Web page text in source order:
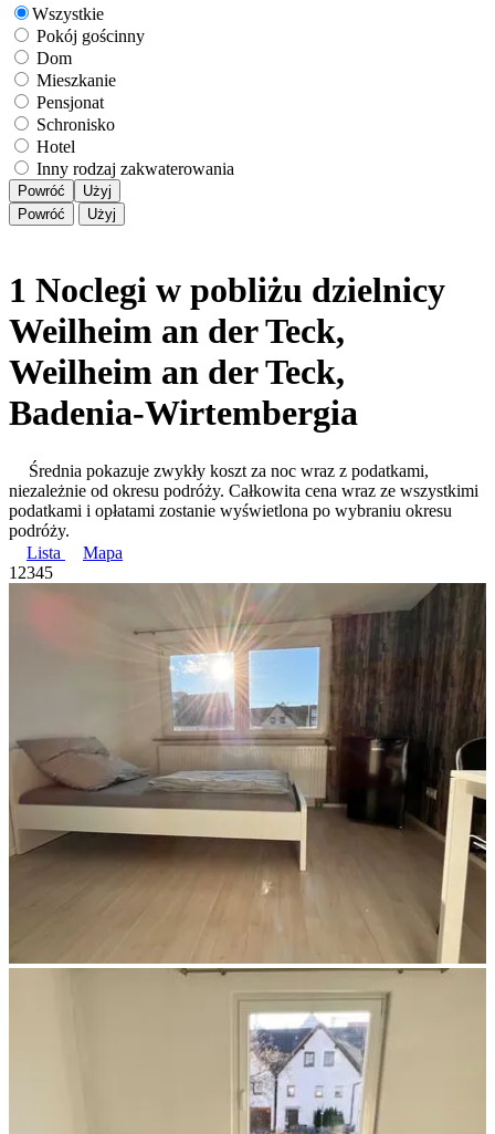
Wszystkie
Pokój gościnny
Dom
Mieszkanie
Pensjonat
Schronisko
Hotel
Inny rodzaj zakwaterowania
Powróć
Użyj
Powróć
Użyj
1 Noclegi w pobliżu dzielnicy
Weilheim an der Teck,
Weilheim an der Teck,
Badenia-Wirtembergia
Średnia pokazuje zwykły koszt za noc wraz z podatkami,
niezależnie od okresu podróży. Całkowita cena wraz ze wszystkimi
podatkami i opłatami zostanie wyświetlona po wybraniu okresu
podróży.
Lista
Mapa
1 2345